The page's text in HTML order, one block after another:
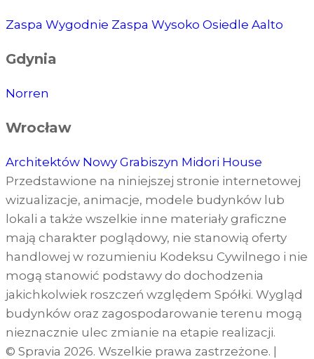
Zaspa Wygodnie Zaspa Wysoko Osiedle Aalto
Gdynia
Norren
Wrocław
Architektów Nowy Grabiszyn Midori House
Przedstawione na niniejszej stronie internetowej
wizualizacje, animacje, modele budynków lub
lokali a także wszelkie inne materiały graficzne
mają charakter poglądowy, nie stanowią oferty
handlowej w rozumieniu Kodeksu Cywilnego i nie
mogą stanowić podstawy do dochodzenia
jakichkolwiek roszczeń względem Spółki. Wygląd
budynków oraz zagospodarowanie terenu mogą
nieznacznie ulec zmianie na etapie realizacji.
© Spravia 2026. Wszelkie prawa zastrzeżone. |